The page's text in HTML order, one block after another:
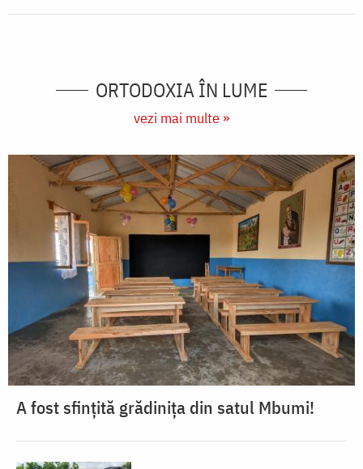
ORTODOXIA ÎN LUME
vezi mai multe »
A fost sfințită grădinița din satul Mbumi!